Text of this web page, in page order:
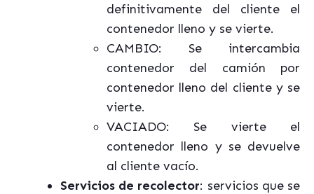
definitivamente del cliente el
contenedor lleno y se vierte.
CAMBIO: Se intercambia
contenedor del camión por
contenedor lleno del cliente y se
vierte.
VACIADO: Se vierte el
contenedor lleno y se devuelve
al cliente vacío.
Servicios de recolector: servicios que se